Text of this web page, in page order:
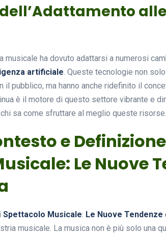
musicale ha dovuto adattarsi a numerosi
artificiale. Queste tecnologie non
il pubblico, ma hanno anche ridefinito il
è il motore di questo settore vibrante e
sa come sfruttare al meglio queste risorse.
e
Le Nuove
Spettacolo Musicale: Le Nuove Tendenze
musicale. La musica non è più solo una